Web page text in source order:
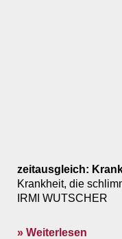
zeitausgleich:
Krankheit, die
IRMI WUTSCHER
» Weiterlesen